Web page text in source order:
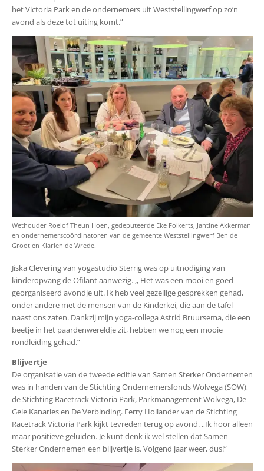
het Victoria Park en de ondernemers uit Weststellingwerf op zo’n
avond als deze tot uiting komt.”
Wethouder Roelof Theun Hoen, gedeputeerde Eke Folkerts, Jantine Akkerman
en ondernemerscoördinatoren van de gemeente Weststellingwerf Ben de
Groot en Klarien de Wrede.
Jiska Clevering van yogastudio Sterrig was op uitnodiging van
kinderopvang de Ofilant aanwezig. ,, Het was een mooi en goed
georganiseerd avondje uit. Ik heb veel gezellige gesprekken gehad,
onder andere met de mensen van de Kinderkei, die aan de tafel
naast ons zaten. Dankzij mijn yoga-collega Astrid Bruursema, die een
beetje in het paardenwereldje zit, hebben we nog een mooie
rondleiding gehad.”
Blijvertje
De organisatie van de tweede editie van Samen Sterker Ondernemen
was in handen van de Stichting Ondernemersfonds Wolvega (SOW),
de Stichting Racetrack Victoria Park, Parkmanagement Wolvega, De
Gele Kanaries en De Verbinding. Ferry Hollander van de Stichting
Racetrack Victoria Park kijkt tevreden terug op avond. ,,Ik hoor alleen
maar positieve geluiden. Je kunt denk ik wel stellen dat Samen
Sterker Ondernemen een blijvertje is. Volgend jaar weer, dus!”